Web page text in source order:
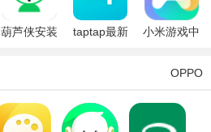
葫芦侠安装
taptap最新
小米游戏中
OPPO